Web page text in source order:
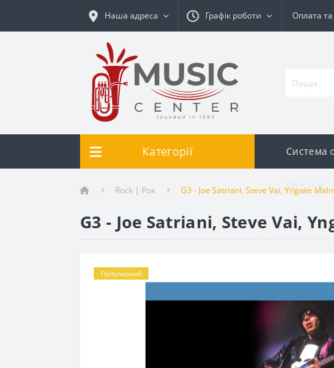
Наша адреса Графік роботи Оплата
Категорії Система
Про нас
Rock | Рок G3 - Joe Satriani, Steve Vai, Yngwie
G3 - Joe Satriani, Steve Vai,
Популярний